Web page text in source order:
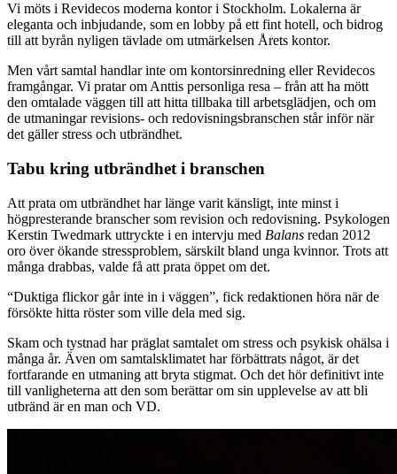
Vi möts i Revidecos moderna kontor i Stockholm. Lokalerna är
eleganta och inbjudande, som en lobby på ett fint hotell, och bidrog
till att byrån nyligen tävlade om utmärkelsen Årets kontor.
Men vårt samtal handlar inte om kontorsinredning eller Revidecos
framgångar. Vi pratar om Anttis personliga resa – från att ha mött
den omtalade väggen till att hitta tillbaka till arbetsglädjen, och om
de utmaningar revisions- och redovisningsbranschen står inför när
det gäller stress och utbrändhet.
Tabu kring utbrändhet i branschen
Att prata om utbrändhet har länge varit känsligt, inte minst i
högpresterande branscher som revision och redovisning. Psykologen
Kerstin Twedmark uttryckte i en intervju med Balans redan 2012
oro över ökande stressproblem, särskilt bland unga kvinnor. Trots att
många drabbas, valde få att prata öppet om det.
“Duktiga flickor går inte in i väggen”, fick redaktionen höra när de
försökte hitta röster som ville dela med sig.
Skam och tystnad har präglat samtalet om stress och psykisk ohälsa i
många år. Även om samtalsklimatet har förbättrats något, är det
fortfarande en utmaning att bryta stigmat. Och det hör definitivt inte
till vanligheterna att den som berättar om sin upplevelse av att bli
utbränd är en man och VD.